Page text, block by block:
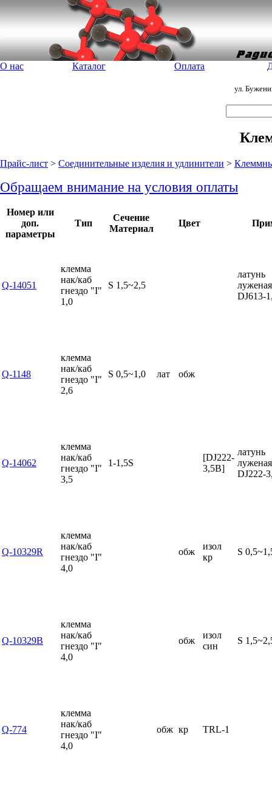
О нас Каталог Оплата
ул.
Прайс-лист > Соединительные изделия и удлинители >
Обращаем внимание на условия оплаты
Номер или
доп.
параметры
Тип
Сечение
Материал
Цвет
Q-14051
клемма
нак/каб
гнездо "I"
1,0
S 1,5~2,5
латунь
DJ613-
Q-1148
клемма
нак/каб
гнездо "I"
2,6
S 0,5~1,0 лат обж
Q-14062
клемма
нак/каб
гнездо "I"
3,5
1-1,5S
[DJ222-
3,5B]
латунь
DJ222-
Q-10329R
клемма
нак/каб
гнездо "I"
4,0
обж
изол
кр
S
Q-10329B
клемма
нак/каб
гнездо "I"
4,0
обж
изол
син
S
Q-774
клемма
нак/каб
гнездо "I"
4,0
обж кр TRL-1